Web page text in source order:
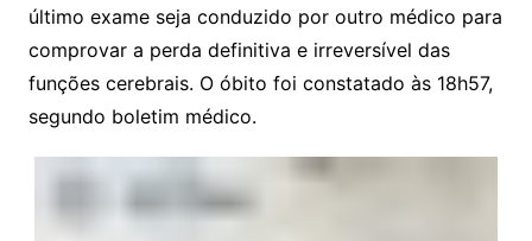
último exame seja conduzido por outro médico para
comprovar a perda definitiva e irreversível das
funções cerebrais. O óbito foi constatado às 18h57,
segundo boletim médico.